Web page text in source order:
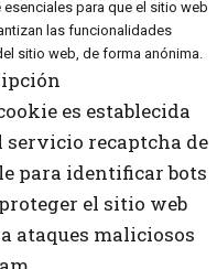
para que el sitio web
las funcionalidades
sitio web, de forma anónima.
es establecida
servicio recaptcha de
para identificar bots
el sitio web
ataques maliciosos